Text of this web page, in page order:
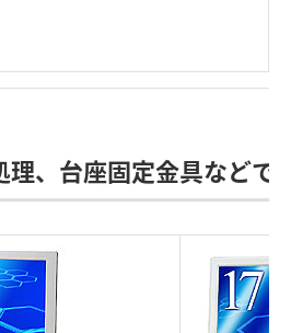
理、台座固定金具などで